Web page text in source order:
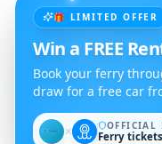
🎁 LIMITED OFFER
Win a FREE
Book your ferry
draw for a free car
✕ OFFICIAL
Ferry